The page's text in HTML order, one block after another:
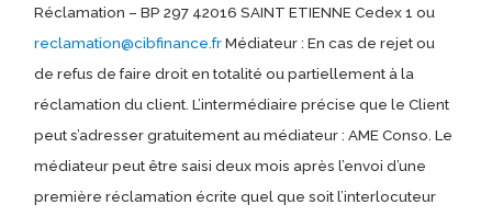
Réclamation – BP 297 42016 SAINT ETIENNE Cedex 1 ou
reclamation@cibfinance.frMédiateur : En cas de rejet ou
de refus de faire droit en totalité ou partiellement à la
réclamation du client. L’intermédiaire précise que le Client
peut s’adresser gratuitement au médiateur : AME Conso. Le
médiateur peut être saisi deux mois après l’envoi d’une
première réclamation écrite quel que soit l’interlocuteur